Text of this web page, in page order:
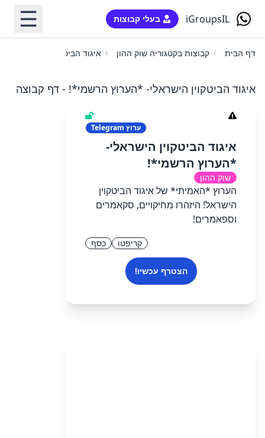
iGroupsIL בעלי קבוצות ☰
דף הבית קבוצות בקטגוריה שוק ההון איגוד הביטקוין הישראלי-
איגוד הביטקוין הישראלי- *הערוץ הרשמי*! - דף קבוצה
ערוץ
איגוד הביטקוין הישראלי-
*הערוץ הרשמי*!
שוק ההון
הערוץ *האמיתי* של איגוד הביטקוין
הישראל! היזהרו מחיקויים, סקאמרים
וספאמרים!
קריפטו כסף
הצטרף עכשיו!